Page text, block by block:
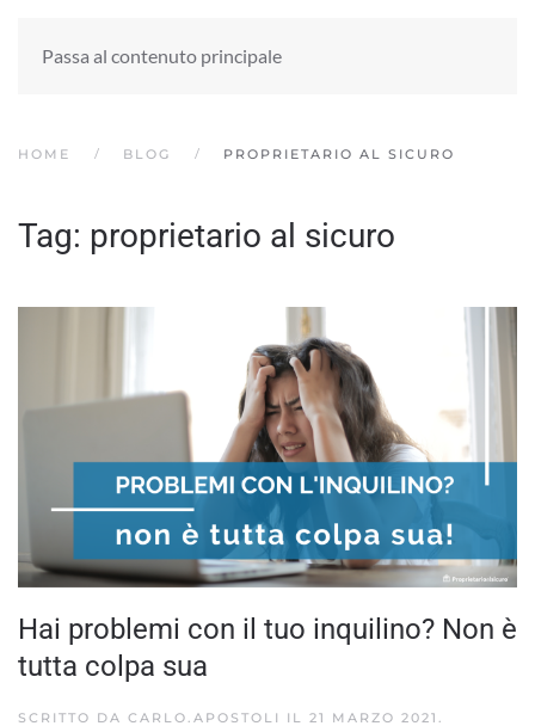
Passa al contenuto principale
HOME BLOG PROPRIETARIO AL SICURO
Tag: proprietario al sicuro
Hai problemi con il tuo inquilino? Non è
tutta colpa sua
SCRITTO DA CARLO.APOSTOLI IL 21 MARZO 2021 .